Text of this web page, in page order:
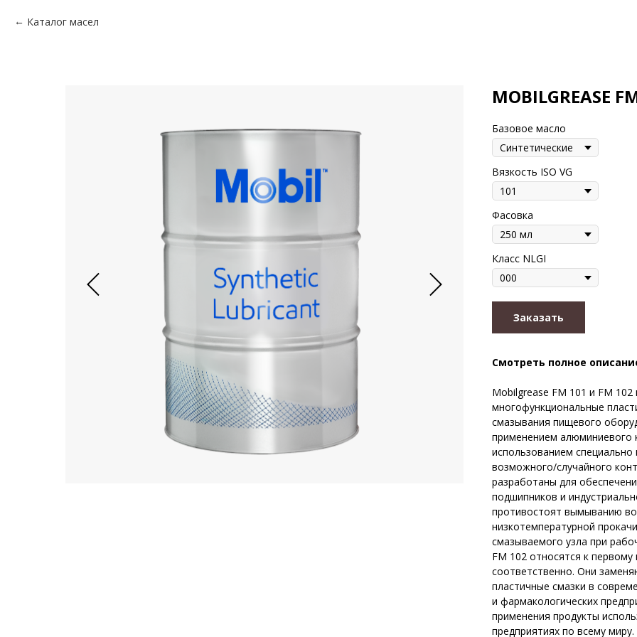
Каталог масел
MOBILGREASE
Базовое масло
Вязкость ISO VG
Фасовка
Класс NLGI
Заказать
Смотреть полное
Mobilgrease FM 101 и FM
многофункциональные
смазывания пищевого
применением алюминиевого
использованием
возможного/случайного
разработаны для
подшипников и
противостоят вымыванию
низкотемпературной
смазываемого узла при
FM 102 относятся к
соответственно. Они
пластичные смазки в
и фармакологических
применения продукты
предприятиях по всему миру.